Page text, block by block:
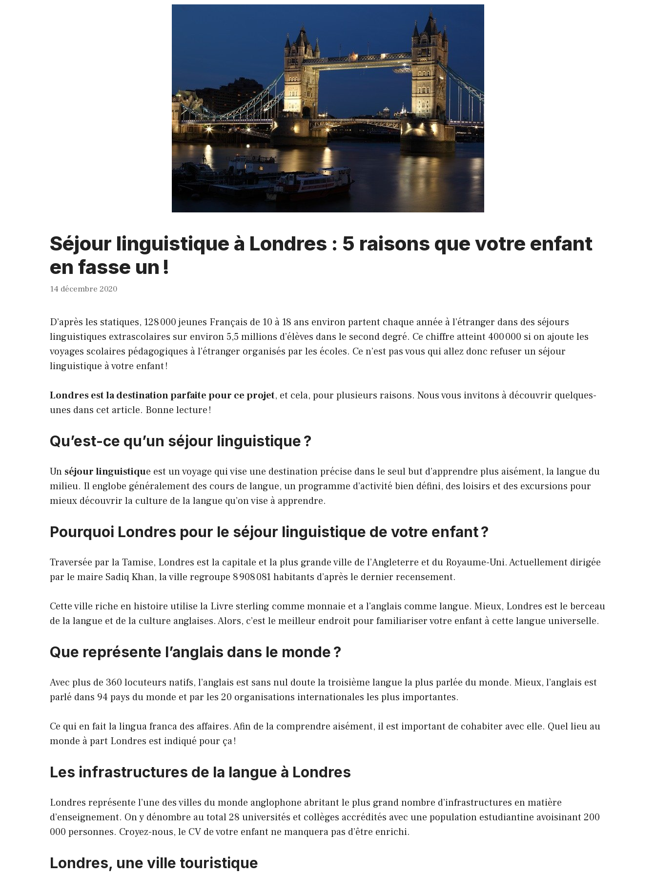
Séjour linguistique à Londres : 5 raisons que votre enfant
en fasse un !
14 décembre 2020
D’après les statiques, 128 000 jeunes Français de 10 à 18 ans environ partent chaque année à l’étranger dans des séjours
linguistiques extrascolaires sur environ 5,5 millions d’élèves dans le second degré. Ce chiffre atteint 400 000 si on ajoute les
voyages scolaires pédagogiques à l’étranger organisés par les écoles. Ce n’est pas vous qui allez donc refuser un séjour
linguistique à votre enfant !
Londres est la destination parfaite pour ce projet, et cela, pour plusieurs raisons. Nous vous invitons à découvrir quelques-
unes dans cet article. Bonne lecture !
Qu’est-ce qu’un séjour linguistique ?
Un séjour linguistique est un voyage qui vise une destination précise dans le seul but d’apprendre plus aisément, la langue du
milieu. Il englobe généralement des cours de langue, un programme d’activité bien défini, des loisirs et des excursions pour
mieux découvrir la culture de la langue qu’on vise à apprendre.
Pourquoi Londres pour le séjour linguistique de votre enfant ?
Traversée par la Tamise, Londres est la capitale et la plus grande ville de l’Angleterre et du Royaume-Uni. Actuellement dirigée
par le maire Sadiq Khan, la ville regroupe 8 908 081 habitants d’après le dernier recensement.
Cette ville riche en histoire utilise la Livre sterling comme monnaie et a l’anglais comme langue. Mieux, Londres est le berceau
de la langue et de la culture anglaises. Alors, c’est le meilleur endroit pour familiariser votre enfant à cette langue universelle.
Que représente l’anglais dans le monde ?
Avec plus de 360 locuteurs natifs, l’anglais est sans nul doute la troisième langue la plus parlée du monde. Mieux, l’anglais est
parlé dans 94 pays du monde et par les 20 organisations internationales les plus importantes.
Ce qui en fait la lingua franca des affaires. Afin de la comprendre aisément, il est important de cohabiter avec elle. Quel lieu au
monde à part Londres est indiqué pour ça !
Les infrastructures de la langue à Londres
Londres représente l’une des villes du monde anglophone abritant le plus grand nombre d’infrastructures en matière
d’enseignement. On y dénombre au total 28 universités et collèges accrédités avec une population estudiantine avoisinant 200
000 personnes. Croyez-nous, le CV de votre enfant ne manquera pas d’être enrichi.
Londres, une ville touristique